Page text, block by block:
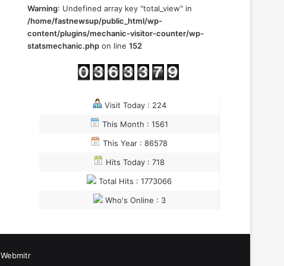
Warning: Undefined array key "total_view" in
/home/fastnewsup/public_html/wp-
content/plugins/mechanic-visitor-counter/wp-
statsmechanic.php on line152
Visit Today : 224
This Month : 1561
This Year : 86578
Hits Today : 718
Total Hits : 1773066
Who's Online : 3
Webmitr